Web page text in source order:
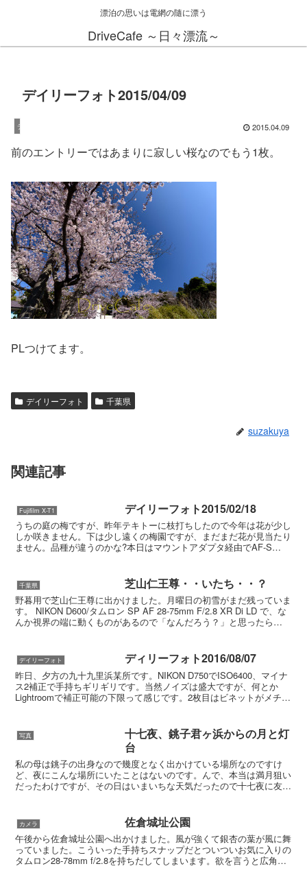
漂泊の思いは電網の隨に漂う
DriveCafe ～日々漂流～
デイリーフォト2015/04/09
デイリーフォト 2015.04.09
前のエントリーではあまりに寂しい桜なのでもう1枚。
PLつけてます。
デイリーフォト 千葉県
suzakuya
関連記事
Fujifilm X-T1 デイリーフォト2015/02/18
うちの庭の梅ですが、昨年テキトーに枝打ちしたので今年は花が少し
しか咲きません。下は少し遠くの梅園ですが、まだまだ花が見当たり
ません。品種が違うのかな?本日はマウントアダプタ経由でAF-S
千葉県 芝山仁王尊・・いたち・・？
野暮用で芝山仁王尊に出かけました。月曜日の初雪がまだ残っていま
す。 NIKON D600/タムロン SP AF 28-75mm F/2.8 XR Di LD で、な
んか視界の端に動くものがあるので「なんだろう？」と思ったら
デイリーフォト ディリーフォト2016/08/07
昨日、夕方の九十九里浜某所です。NIKON D750でISO6400、マイナ
ス2補正で手持ちギリギリです。当然ノイズは盛大ですが、何とか
Lightroomで補正可能の下限って感じです。2枚目はビネットがメチャ
写真
十七夜、銚子君ヶ浜からの月と灯
台
私の母は銚子の出身なので幾度となく出かけている場所なのですけ
ど、夜にこんな場所にいたことはないのです。んで、本当は満月狙い
だったわけですが、その日はいまいちな天気だったので十七夜に友人
カメラ 佐倉城址公園
午後から佐倉城址公園へ出かけました。風が強くて銀杏の葉が風に舞
っていました。こういった手持ちスナップだとついついお気に入りの
タムロン28-78mm f/2.8を持ちだしてしまいます。欲を言うと広角